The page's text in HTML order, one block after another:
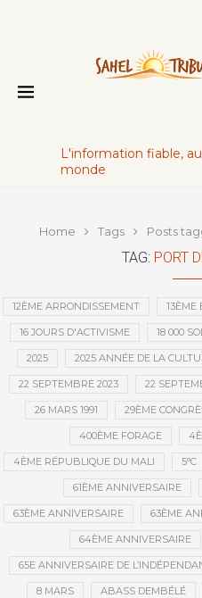
L'information fiable,
monde
Home Tags Posts
TAG: PORT
12ÈME ARRONDISSEMENT 13ÈME
16 JOURS D'ACTIVISME 18 000
2025 2025 ANNÉE DE LA
22 SEPTEMBRE 2023 22
26 MARS 1991 29ÈME
400ÈME FORAGE
4ÈME RÉPUBLIQUE DU MALI 5°C
61ÈME ANNIVERSAIRE
63ÈME ANNIVERSAIRE 63ÈME
64ÈME ANNIVERSAIRE
65E ANNIVERSAIRE DE
8 MARS ABASS DEMBÉLÉ